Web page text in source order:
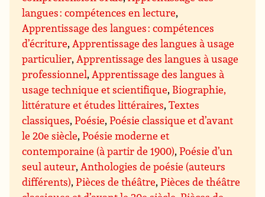
langues : compétences en lecture,
Apprentissage des langues : compétences
d’écriture,Apprentissage des langues à usage
particulier,Apprentissage des langues à usage
professionnel,Apprentissage des langues à
usage technique et scientifique, Biographie,
littérature et études littéraires,Textes
classiques,Poésie,Poésie classique et d’avant
le 20e siècle,Poésie moderne et
contemporaine (à partir de 1900),Poésie d’un
seul auteur,Anthologies de poésie (auteurs
différents),Pièces de théâtre,Pièces de théâtre